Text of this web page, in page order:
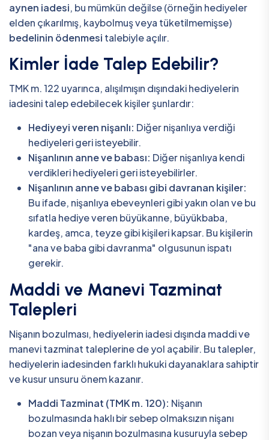
aynen iadesi, bu mümkün değilse (örneğin hediyeler
elden çıkarılmış, kaybolmuş veya tüketilmemişse)
bedelinin ödenmesi talebiyle açılır.
Kimler İade Talep Edebilir?
TMK m. 122 uyarınca, alışılmışın dışındaki hediyelerin
iadesini talep edebilecek kişiler şunlardır:
Hediyeyi veren nişanlı: Diğer nişanlıya verdiği
hediyeleri geri isteyebilir.
Nişanlının anne ve babası: Diğer nişanlıya kendi
verdikleri hediyeleri geri isteyebilirler.
Nişanlının anne ve babası gibi davranan kişiler:
Bu ifade, nişanlıya ebeveynleri gibi yakın olan ve bu
sıfatla hediye veren büyükanne, büyükbaba,
kardeş, amca, teyze gibi kişileri kapsar. Bu kişilerin
"ana ve baba gibi davranma" olgusunun ispatı
gerekir.
Maddi ve Manevi Tazminat
Talepleri
Nişanın bozulması, hediyelerin iadesi dışında maddi ve
manevi tazminat taleplerine de yol açabilir. Bu talepler,
hediyelerin iadesinden farklı hukuki dayanaklara sahiptir
ve kusur unsuru önem kazanır.
Maddi Tazminat (TMK m. 120): Nişanın
bozulmasında haklı bir sebep olmaksızın nişanı
bozan veya nişanın bozulmasına kusuruyla sebep